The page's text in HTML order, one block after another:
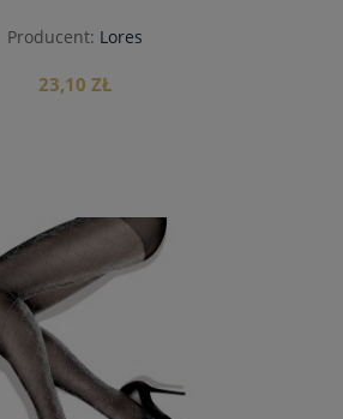
Producent: Lores
23,10 ZŁ
do koszyka